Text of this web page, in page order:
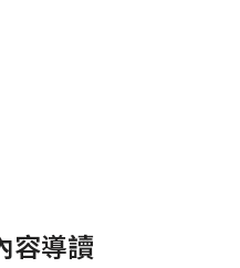
容導讀